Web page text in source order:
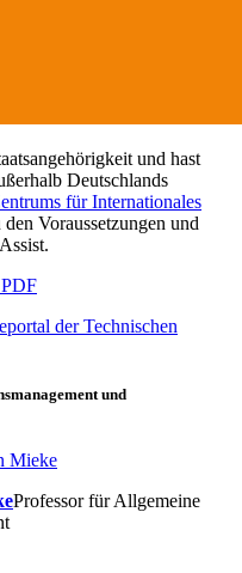
und hast
Deutschlands
für Internationales
Voraussetzungen und
und
Professor für Allgemeine